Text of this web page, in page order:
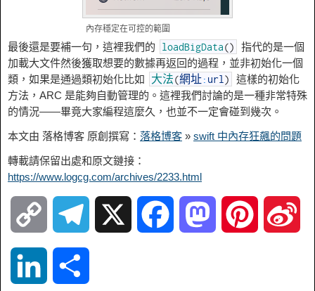
內存穩定在可控的範圍
最後還是要補一句，這裡我們的 loadBigData()
指代的是一個
加載大文件然後獲取想要的數據再返回的過程，並非初始化一個
類，如果是通過類初始化比如
大法(網址: url )
這樣的初始化
方法，ARC 是能夠自動管理的。這裡我們討論的是一種非常特殊
的情況——畢竟大家編程這麼久，也並不一定會碰到幾次。
本文由 落格博客 原創撰寫： 落格博客 » swift 中內存狂飆的問題
轉載請保留出處和原文鏈接：
https://www.logcg.com/archives/2233.html
o